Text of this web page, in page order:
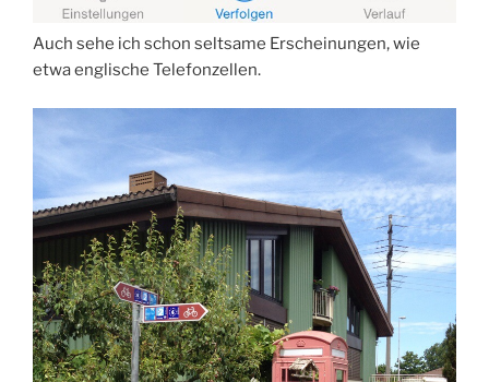
Auch sehe ich schon seltsame Erscheinungen, wie
etwa englische Telefonzellen.